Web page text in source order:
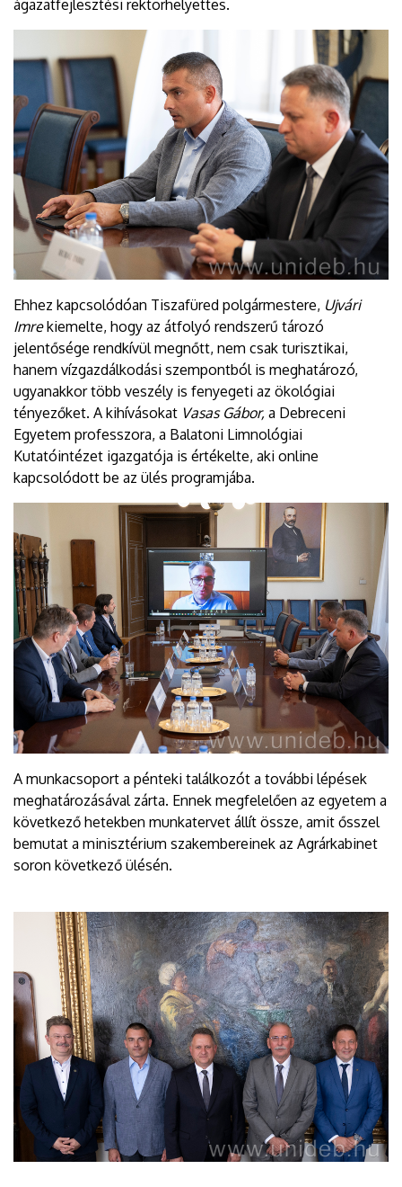
ágazatfejlesztési rektorhelyettes.
Ehhez kapcsolódóan Tiszafüred polgármestere, Ujvári
Imrekiemelte, hogy az átfolyó rendszerű tározó
jelentősége rendkívül megnőtt, nem csak turisztikai,
hanem vízgazdálkodási szempontból is meghatározó,
ugyanakkor több veszély is fenyegeti az ökológiai
tényezőket. A kihívásokat Vasas Gábor, a Debreceni
Egyetem professzora, a Balatoni Limnológiai
Kutatóintézet igazgatója is értékelte, aki online
kapcsolódott be az ülés programjába.
A munkacsoport a pénteki találkozót a további lépések
meghatározásával zárta. Ennek megfelelően az egyetem a
következő hetekben munkatervet állít össze, amit ősszel
bemutat a minisztérium szakembereinek az Agrárkabinet
soron következő ülésén.